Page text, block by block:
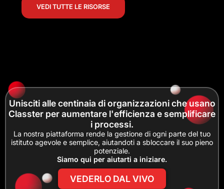
VEDI TUTTE LE RISORSE
Unisciti alle centinaia di organizzazioni che usano
Classter per aumentare l'efficienza e semplificare
i processi.
La nostra piattaforma rende la gestione di ogni parte del tuo
istituto agevole e semplice, aiutandoti a sbloccare il suo pieno
potenziale.
Siamo qui per aiutarti a iniziare.
VEDERLO DAL VIVO